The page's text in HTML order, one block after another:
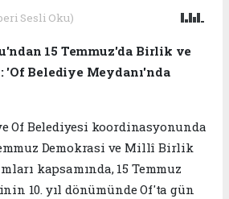
Sesli Oku)
15 Temmuz'da Birlik ve
'Of Belediye Meydanı'nda
Of Belediyesi koordinasyonunda
Demokrasi ve Millî Birlik
kapsamında, 15 Temmuz
10. yıl dönümünde Of'ta gün